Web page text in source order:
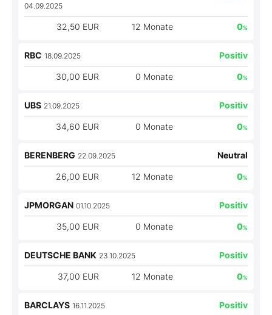
04.09.2025
32,50 EUR 12 Monate 0%
RBC 18.09.2025 Positiv
30,00 EUR 0 Monate 0%
UBS 21.09.2025 Positiv
34,60 EUR 0 Monate 0%
BERENBERG 22.09.2025 Neutral
26,00 EUR 12 Monate 0%
JPMORGAN 01.10.2025 Positiv
35,00 EUR 0 Monate 0%
DEUTSCHE BANK 23.10.2025 Positiv
37,00 EUR 12 Monate 0%
BARCLAYS 16.11.2025 Positiv